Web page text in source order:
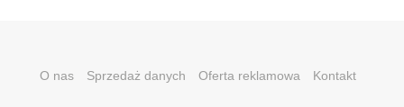
O nas Sprzedaż danych Oferta reklamowa Kontakt